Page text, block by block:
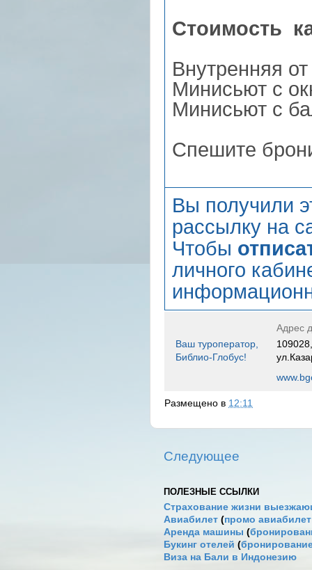
Стоимость
Внутренняя
Минисьют с
Минисьют с
Спешите
Вы получили
рассылку на
Чтобы
личного
Адрес
Ваш туроператор,
Библио-Глобус!
Размещено в 12:11
Следующее
ПОЛЕЗНЫЕ ССЫЛКИ
Страхование жизни
Авиабилет (промо
Аренда машины (
Букинг отелей (
Виза на Бали в Индонезию